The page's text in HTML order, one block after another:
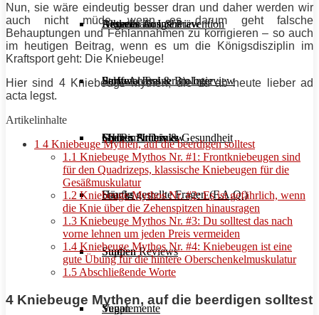
Regeneration & Prävention
Stoffwechsel & Biologie
Frauen Fitness & Gesundheit
Häufig gestellte Fragen (F.A.Q.)
Studien Reviews
Supplemente
Desserts
Salate
Shakes & Drinks
Snacks
Suppen
Vegan
Athleten im Interview
Personal Trainer im Interview
Gym im Interview
Aktuelle Ausgabe
Early Access
MHRx Archiv
Nun, sie wäre eindeutig besser dran und daher werden wir
auch nicht müde, wenn es darum geht falsche
Behauptungen und Fehlannahmen zu korrigieren – so auch
im heutigen Beitrag, wenn es um die Königsdisziplin im
Kraftsportgeht: Die Kniebeuge!
Hier sind 4 KniebeugeMythen, die du ab heute lieberad
acta legst.
Artikelinhalte
1 4 Kniebeuge Mythen, auf die beerdigen solltest
1.1 Kniebeuge Mythos Nr. #1: Frontkniebeugen sind
für den Quadrizeps, klassische Kniebeugen für die
Gesäßmuskulatur
1.2 Kniebeuge Mythos Nr. #2: Es ist gefährlich, wenn
die Knie über die Zehenspitzen hinausragen
1.3 Kniebeuge Mythos Nr. #3: Du solltest das nach
vorne lehnen um jeden Preis vermeiden
1.4 Kniebeuge Mythos Nr. #4: Kniebeugen ist eine
gute Übung für die hintere Oberschenkelmuskulatur
1.5 Abschließende Worte
4 Kniebeuge Mythen, auf die beerdigen solltest